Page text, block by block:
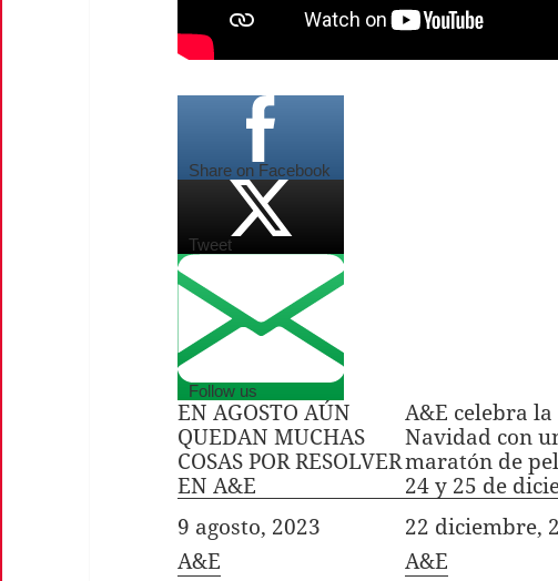
Share on Facebook
Tweet
Follow us
EN AGOSTO AÚN
QUEDAN MUCHAS
COSAS POR RESOLVER
EN A&E
Fecha
9 agosto, 2023
In relation to
A&E
A&E celebra la
Navidad con
maratón de
24 y 25 de
Fecha
22 diciembre,
In relation to
A&E